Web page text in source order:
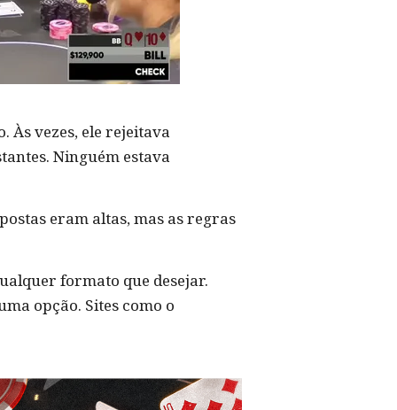
Às vezes, ele rejeitava
Ninguém estava
eram altas, mas as regras
formato que desejar.
opção. Sites como o